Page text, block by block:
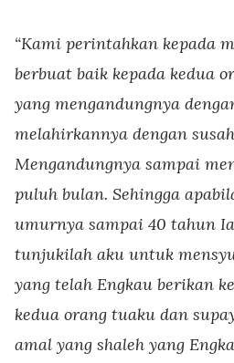
“Kami perintahkan kepada
berbuat baik kepada kedua
yang mengandungnya
melahirkannya dengan
Mengandungnya sampai
puluh bulan. Sehingga
umurnya sampai 40 tahun
tunjukilah aku untuk
yang telah Engkau berikan
kedua orang tuaku dan
amal yang shaleh yang